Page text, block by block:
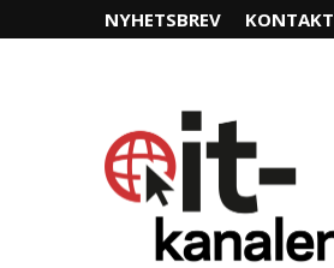
NYHETSBREV KONTAKT